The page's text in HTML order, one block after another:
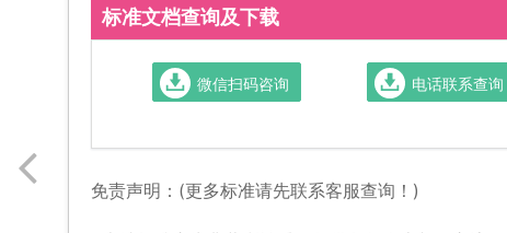
标准文档查询及下载
微信扫码咨询 电话联系查询
免责声明：(更多标准请先联系客服查询！)